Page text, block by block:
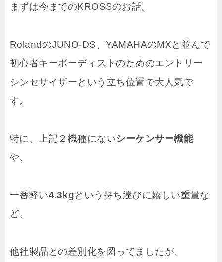
まずは今までのKROSSのお話。
RolandのJUNO-DS、YAMAHAのMXと並んで
初心者キーボーディストのためのエントリー
シンセサイザーという立ち位置で大人気で
す。
特に、上記２機種にないシーケンサー機能
や、
一番軽い4.3kgという持ち運びに嬉しい重量な
ど、
他社製品との差別化を図ってましたが、